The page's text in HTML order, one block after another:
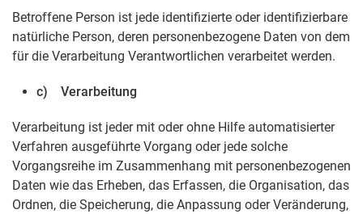
Betroffene Person ist jede identifizierte oder identifizierbare
natürliche Person, deren personenbezogene Daten von dem
für die Verarbeitung Verantwortlichen verarbeitet werden.
c) Verarbeitung
Verarbeitung ist jeder mit oder ohne Hilfe automatisierter
Verfahren ausgeführte Vorgang oder jede solche
Vorgangsreihe im Zusammenhang mit personenbezogenen
Daten wie das Erheben, das Erfassen, die Organisation, das
Ordnen, die Speicherung, die Anpassung oder Veränderung,